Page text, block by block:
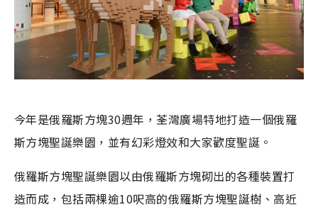
今年是俄羅斯方塊30週年，荃灣廣場特地打造一個俄羅
斯方塊聖誕樂園，並有幻彩燈效和大家歡度聖誕。
俄羅斯方塊聖誕樂園以由俄羅斯方塊砌出的各種裝置打
造而成，包括兩棵逾10呎高的俄羅斯方塊聖誕樹、高近